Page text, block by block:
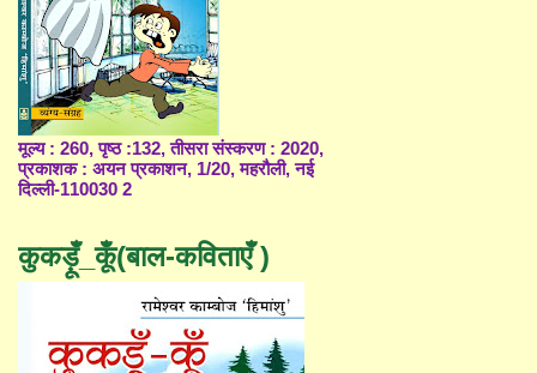
मूल्य : 260, पृष्ठ :132, तीसरा संस्करण : 2020,
प्रकाशक : अयन प्रकाशन, 1/20, महरौली, नई
दिल्ली-110030 2
कुकड़ूँ_कूँ(बाल-कविताएँ )